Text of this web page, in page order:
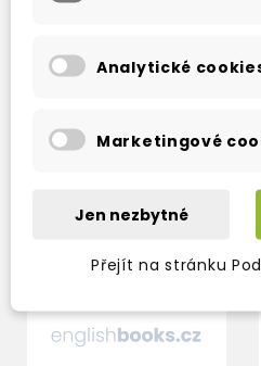
AND STUDENT'S
EBOOK
2-3 týdnyAnalytické
Marketingové
Jen nezbytné
Přejít na stránku